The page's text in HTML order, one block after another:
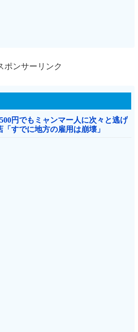
ポンサーリンク
円でもミャンマー人に次々と逃げ
すでに地方の雇用は崩壊」